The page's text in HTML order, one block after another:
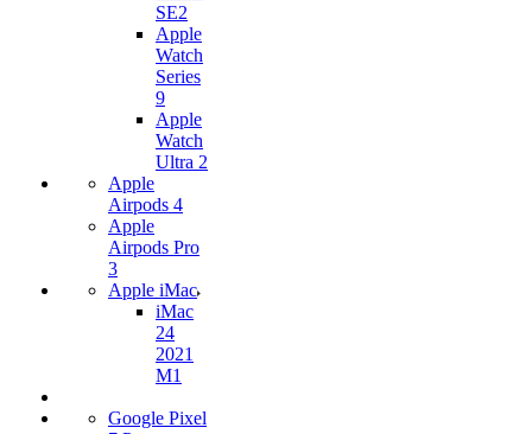
SE2
Apple
Watch
Series
9
Apple
Watch
Ultra 2
Apple
Airpods 4
Apple
Airpods Pro
3
Apple iMac
iMac
24
2021
M1
Google Pixel